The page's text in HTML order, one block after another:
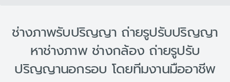
ช่างภาพรับปริญญา ถ่ายรูปรับปริญญา
หาช่างภาพ ช่างกล้อง ถ่ายรูปรับ
ปริญญานอกรอบ โดยทีมงานมืออาชีพ